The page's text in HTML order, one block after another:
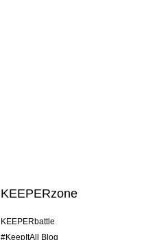
KEEPERzone
KEEPERbattle
#KeepItAll Blog